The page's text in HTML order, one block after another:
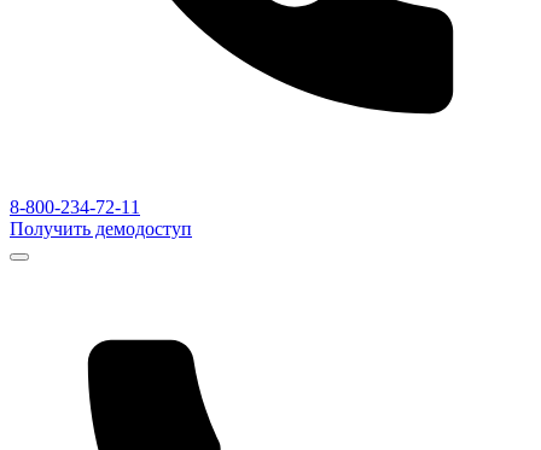
8-800-234-72-11
Получить демодоступ